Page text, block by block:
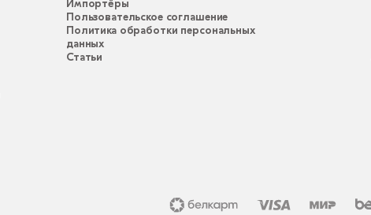
Импортёры
Пользовательское соглашение
Политика обработки персональных
данных
Статьи